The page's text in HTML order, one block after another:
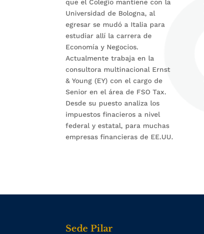
que el Colegio mantiene con la
Universidad de Bologna, al
egresar se mudó a Italia para
estudiar allí la carrera de
Economía y Negocios.
Actualmente trabaja en la
consultora multinacional Ernst
& Young (EY) con el cargo de
Senior en el área de FSO Tax.
Desde su puesto analiza los
impuestos finacieros a nivel
federal y estatal, para muchas
empresas financieras de EE.UU.
Sede Pilar